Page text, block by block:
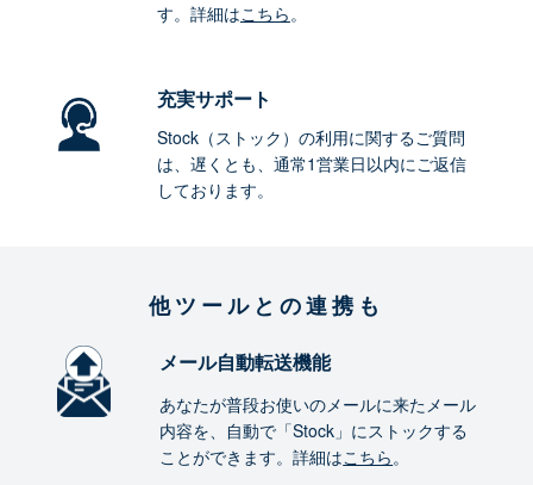
す。詳細はこちら。
充実サポート
Stock（ストック）の利用に関するご質問
は、遅くとも、通常1営業日以内にご返信
しております。
他ツールとの連携も
メール自動転送機能
あなたが普段お使いのメールに来たメール
内容を、自動で「Stock」にストックする
ことができます。詳細はこちら。